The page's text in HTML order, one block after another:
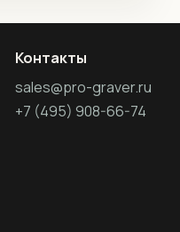
Контакты
sales@pro-graver.ru
+7 (495) 908-66-74